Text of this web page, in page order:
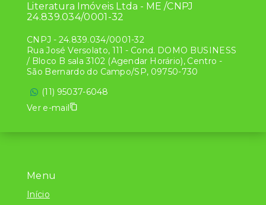
Menu
Início
Literatura Imóveis Ltda - ME /CNPJ
24.839.034/0001-32
CNPJ - 24.839.034/0001-32
Rua José Versolato, 111 - Cond. DOMO BUSINESS
/ Bloco B sala 3102 (Agendar Horário), Centro -
São Bernardo do Campo/SP, 09750-730
(11) 95037-6048
Ver e-mail